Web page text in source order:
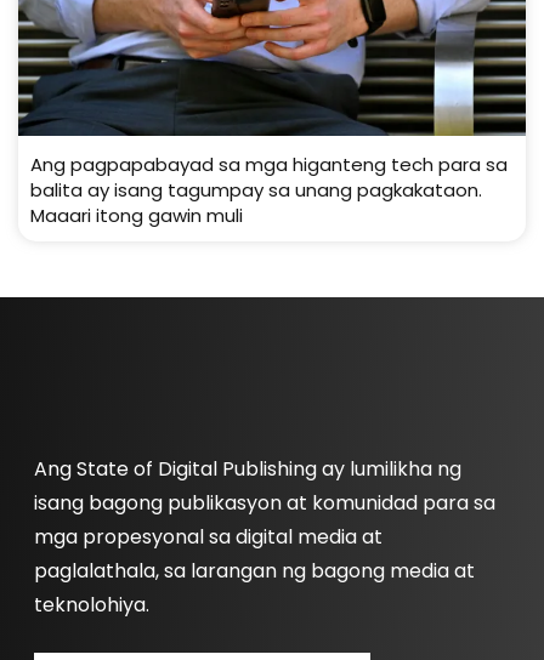
Ang pagpapabayad sa mga higanteng tech para sa
balita ay isang tagumpay sa unang pagkakataon.
Maaari itong gawin muli
Ang State of Digital Publishing ay lumilikha ng
isang bagong publikasyon at komunidad para sa
mga propesyonal sa digital media at
paglalathala, sa larangan ng bagong media at
teknolohiya.